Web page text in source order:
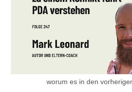
worum es in den